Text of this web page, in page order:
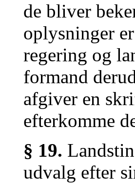
de bliver
oplysninger
regering og
formand
afgiver en
efterkomme
§ 19.
udvalg efter